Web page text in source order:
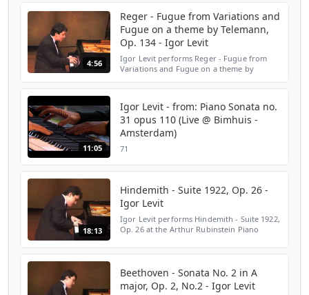
4:56
Reger - Fugue from Variations and
Fugue on a theme by Telemann,
Op. 134 - Igor Levit
Igor Levit performs Reger - Fugue from
Variations and Fugue on a theme by
11:05
Igor Levit - from: Piano Sonata no.
31 opus 110 (Live @ Bimhuis -
Amsterdam)
71
18:13
Hindemith - Suite 1922, Op. 26 -
Igor Levit
Igor Levit performs Hindemith - Suite 1922,
Op. 26 at the Arthur Rubinstein Piano
Beethoven - Sonata No. 2 in A
major, Op. 2, No.2 - Igor Levit